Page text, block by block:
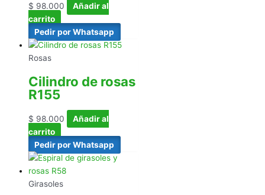
$ 98.000
Añadir al
carrito
Pedir por Whatsapp
Rosas
Cilindro de rosas
R155
$ 98.000
Añadir al
carrito
Pedir por Whatsapp
Girasoles